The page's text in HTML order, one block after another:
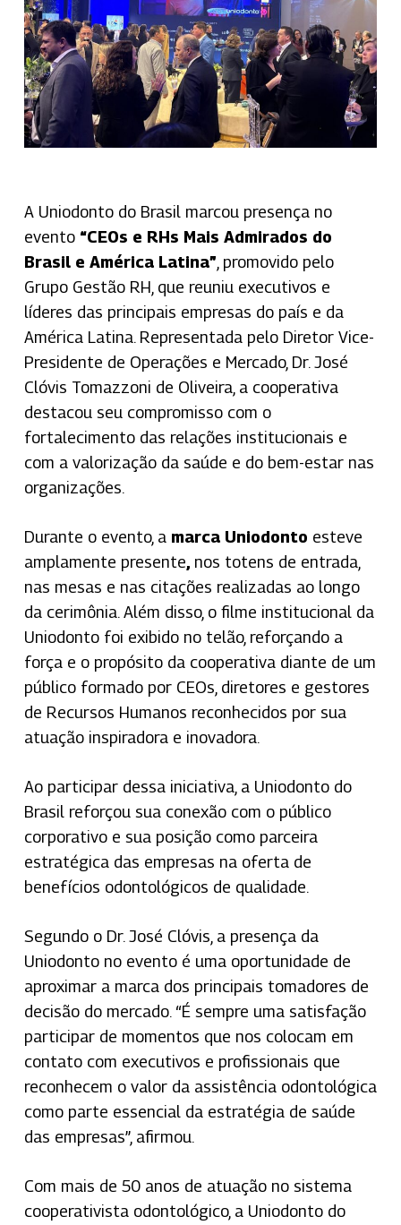
A Uniodonto do Brasil marcou presença no
evento “CEOs e RHs Mais Admirados do
Brasil e América Latina” , promovido pelo
Grupo Gestão RH, que reuniu executivos e
líderes das principais empresas do país e da
América Latina. Representada pelo Diretor Vice-
Presidente de Operações e Mercado, Dr. José
Clóvis Tomazzoni de Oliveira, a cooperativa
destacou seu compromisso com o
fortalecimento das relações institucionais e
com a valorização da saúde e do bem-estar nas
organizações.
Durante o evento, a marca Uniodonto esteve
amplamente presente, nos totens de entrada,
nas mesas e nas citações realizadas ao longo
da cerimônia. Além disso, o filme institucional da
Uniodonto foi exibido no telão, reforçando a
força e o propósito da cooperativa diante de um
público formado por CEOs, diretores e gestores
de Recursos Humanos reconhecidos por sua
atuação inspiradora e inovadora.
Ao participar dessa iniciativa, a Uniodonto do
Brasil reforçou sua conexão com o público
corporativo e sua posição como parceira
estratégica das empresas na oferta de
benefícios odontológicos de qualidade.
Segundo o Dr. José Clóvis, a presença da
Uniodonto no evento é uma oportunidade de
aproximar a marca dos principais tomadores de
decisão do mercado. “É sempre uma satisfação
participar de momentos que nos colocam em
contato com executivos e profissionais que
reconhecem o valor da assistência odontológica
como parte essencial da estratégia de saúde
das empresas”, afirmou.
Com mais de 50 anos de atuação no sistema
cooperativista odontológico, a Uniodonto do